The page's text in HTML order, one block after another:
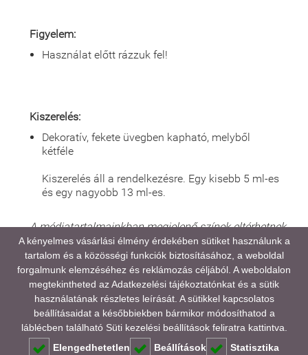
Figyelem:
Használat előtt rázzuk fel!
Kiszerelés:
Dekoratív, fekete üvegben kapható, melyből
kétféle
Kiszerelés áll a rendelkezésre. Egy kisebb 5 ml-es
és egy nagyobb 13 ml-es.
A médiatartalmainkban megjelenő színek eltérhetnek
a valóságtól, kijelző és monitor beállításaitól,
valamint a környezeti fényviszonyoktól függően.
CPNP referencia szám: 5172606
GYAKORI KÉRDÉSEK (FAQ)
A kényelmes vásárlási élmény érdekében sütiket használunk a
tartalom és a közösségi funkciók biztosításához, a weboldal
forgalmunk elemzéséhez és reklámozás céljából. A weboldalon
megtekintheted azAdatkezelési tájékoztatónkat és a sütik
használatának részletes leírását. A sütikkel kapcsolatos
beállításaidat a későbbiekben bármikor módosíthatod a
láblécben található Süti kezelési beállítások feliratra kattintva.
Elengedhetetlen
Beállítások Statisztika